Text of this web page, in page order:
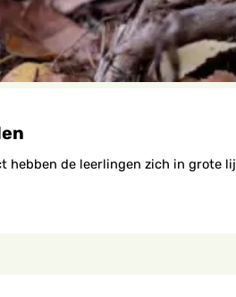
hebben de leerlingen zich in grote